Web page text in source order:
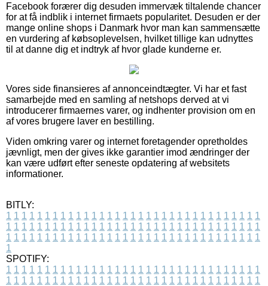
Facebook forærer dig desuden immervæk tiltalende chancer
for at få indblik i internet firmaets popularitet. Desuden er der
mange online shops i Danmark hvor man kan sammensætte
en vurdering af købsoplevelsen, hvilket tillige kan udnyttes
til at danne dig et indtryk af hvor glade kunderne er.
Vores side finansieres af annonceindtægter. Vi har et fast
samarbejde med en samling af netshops derved at vi
introducerer firmaernes varer, og indhenter provision om en
af vores brugere laver en bestilling.
Viden omkring varer og internet foretagender opretholdes
jævnligt, men der gives ikke garantier imod ændringer der
kan være udført efter seneste opdatering af websitets
informationer.
BITLY:
1 1 1 1 1 1 1 1 1 1 1 1 1 1 1 1 1 1 1 1 1 1 1 1 1 1 1 1 1 1 1 1 1
1 1 1 1 1 1 1 1 1 1 1 1 1 1 1 1 1 1 1 1 1 1 1 1 1 1 1 1 1 1 1 1 1
1 1 1 1 1 1 1 1 1 1 1 1 1 1 1 1 1 1 1 1 1 1 1 1 1 1 1 1 1 1 1 1 1
1
SPOTIFY:
1 1 1 1 1 1 1 1 1 1 1 1 1 1 1 1 1 1 1 1 1 1 1 1 1 1 1 1 1 1 1 1 1
1 1 1 1 1 1 1 1 1 1 1 1 1 1 1 1 1 1 1 1 1 1 1 1 1 1 1 1 1 1 1 1 1